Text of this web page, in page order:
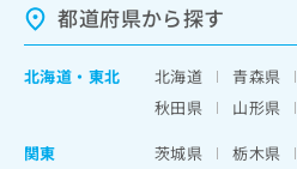
都道府県から探す
北海道 ・ 東北 北海道 青森県
秋田県
山形県
関東
茨城県 栃木県